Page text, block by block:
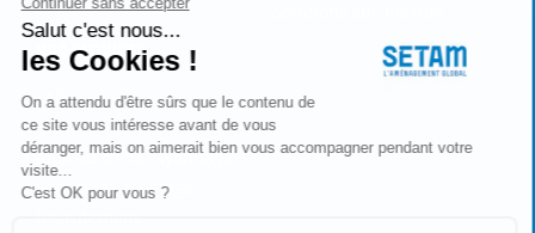
NOS SERVICES
FAQ
Blog
Aide au choix rayonnage
Service de montage